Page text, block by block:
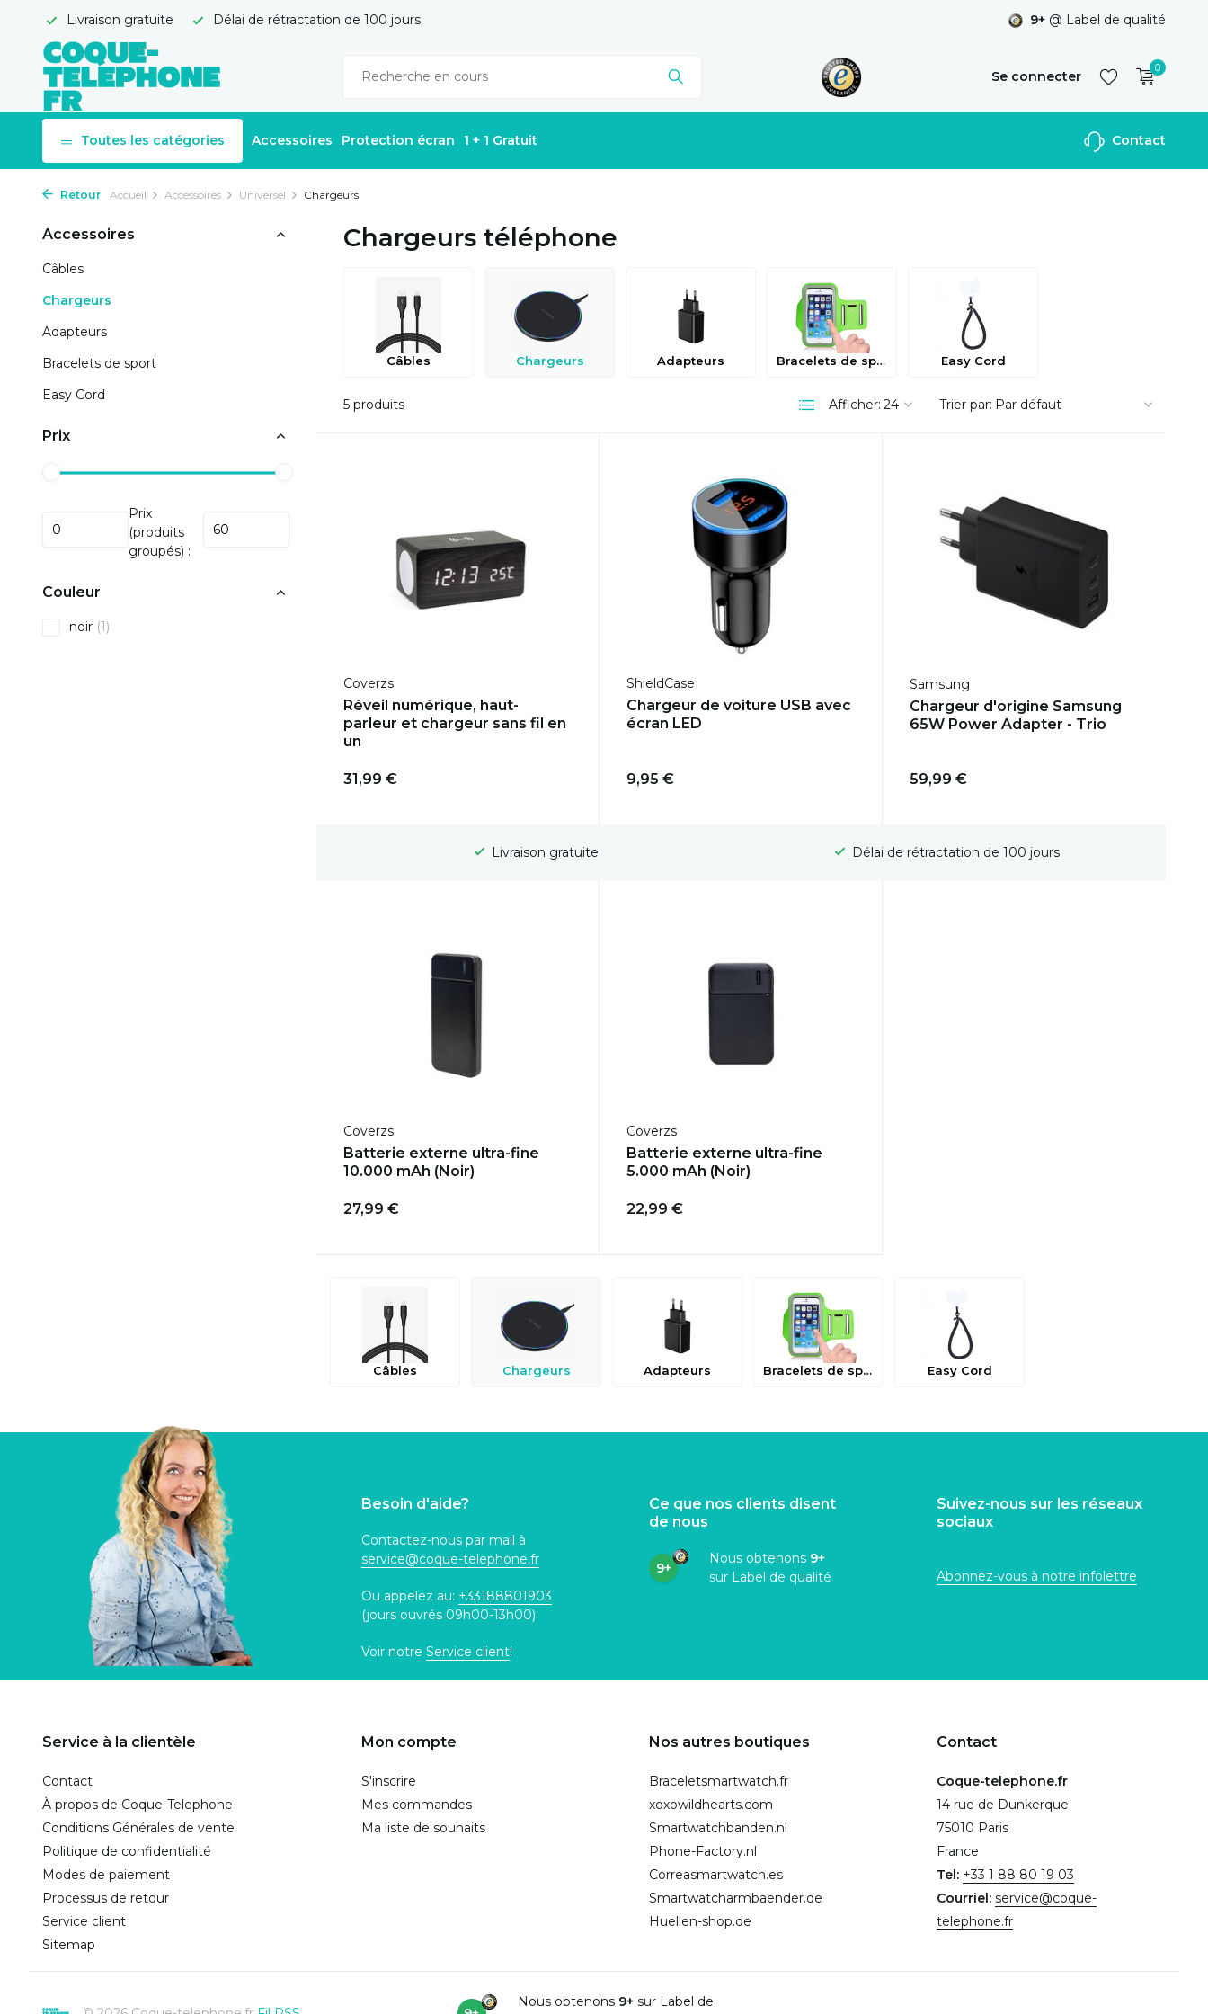
Livraison gratuite Délai de rétractation de 100 jours 9+ @ Label de qualité
Se connecter
S'inscrire
0
Toutes les catégories Accessoires Protection écran 1 + 1 Gratuit Contact
Retour Accueil Accessoires Universel Chargeurs
Accessoires
Câbles
Chargeurs
Adapteurs
Bracelets de sport
Easy Cord
Prix
Prix
(produits
groupés) :
Couleur
noir (1)
Chargeurs téléphone
Câbles Chargeurs Adapteurs Bracelets de sport Easy Cord
5 produits Afficher: Trier par:
Coverzs
Réveil numérique, haut-
parleur et chargeur sans fil en
un
31,99 €
ShieldCase
Chargeur de voiture USB avec
écran LED
9,95 €
Samsung
Chargeur d'origine Samsung
65W Power Adapter - Trio
59,99 €
Livraison gratuite Délai de rétractation de 100 jours
Coverzs
Batterie externe ultra-fine
10.000 mAh (Noir)
27,99 €
Coverzs
Batterie externe ultra-fine
5.000 mAh (Noir)
22,99 €
Câbles Chargeurs Adapteurs Bracelets de sport Easy Cord
Besoin d'aide?
Contactez-nous par mail à
service@coque-telephone.fr
Ou appelez au: +33188801903
(jours ouvrés 09h00-13h00)
Voir notre Service client!
Ce que nos clients disent
de nous
9+
Nous obtenons 9+
sur Label de qualité
Suivez-nous sur les réseaux
sociaux
Abonnez-vous à notre infolettre
Service à la clientèle
Contact
À propos de Coque-Telephone
Conditions Générales de vente
Politique de confidentialité
Modes de paiement
Processus de retour
Service client
Sitemap
Mon compte
S'inscrire
Mes commandes
Ma liste de souhaits
Nos autres boutiques
Braceletsmartwatch.fr
xoxowildhearts.com
Smartwatchbanden.nl
Phone-Factory.nl
Correasmartwatch.es
Smartwatcharmbaender.de
Huellen-shop.de
Contact
Coque-telephone.fr
14 rue de Dunkerque
75010 Paris
France
Tel: +33 1 88 80 19 03
Courriel: service@coque-
telephone.fr
Nous obtenons 9+sur Label de